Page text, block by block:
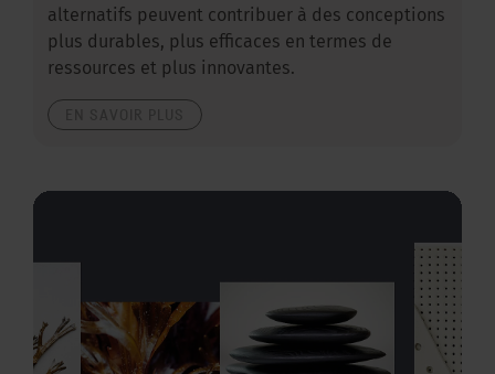
alternatifs peuvent contribuer à des conceptions
plus durables, plus efficaces en termes de
ressources et plus innovantes.